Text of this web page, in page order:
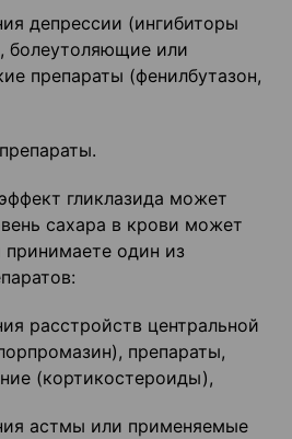
депрессии (ингибиторы
болеутоляющие или
препараты (фенилбутазон,
гликлазида может
сахара в крови может
принимаете один из
расстройств центральной
препараты,
(кортикостероиды),
астмы или применяемые